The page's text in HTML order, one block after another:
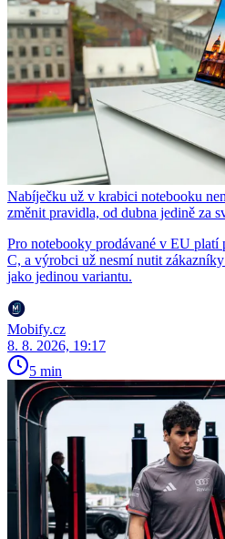
Nabíječku už v krabici notebooku
změnit pravidla, od dubna jedině za
Pro notebooky prodávané v EU
C, a výrobci už nesmí nutit
jako jedinou variantu.
Mobify.cz
8. 8. 2026, 19:17
5 min